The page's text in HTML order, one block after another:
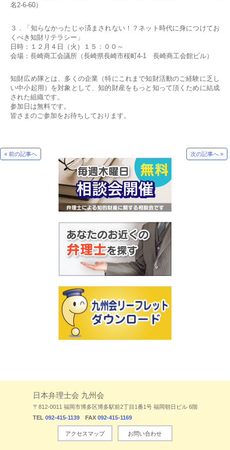
名2-6-60）
３．「知らなかったじゃ済まされない！？ネット時代に身につけてお
くべき知財リテラシー」
日時：１２月４日（火）１５：００～
会場：長崎商工会議所（長崎県長崎市桜町4-1 長崎商工会館ビル）
知財広め隊とは、多くの企業（特にこれまで知財活動のご経験に乏し
い中小起用）を対象として、知的財産をもっと知って頂くために結成
された組織です。
参加日は無料です。
皆さまのご参加をお待ちしております。
« 前の記事へ 次の記事へ »
日本弁理士会 九州会
〒812-0011 福岡市博多区博多駅前2丁目1番1号 福岡朝日ビル 6階
TEL 092-415-1139FAX 092-415-1169
アクセスマップ お問い合わせ